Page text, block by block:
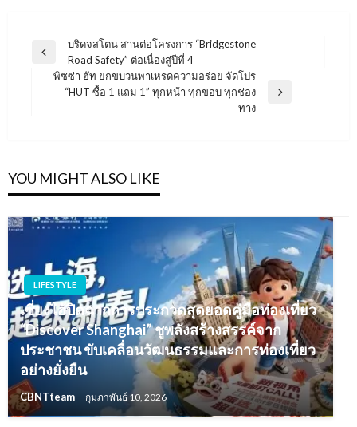
แนะแนว
เรื่อง
Previous
บริดจสโตน สานต่อโครงการ “Bridgestone
Road Safety” ต่อเนื่องสู่ปีที่ 4
Next
พิซซ่า ฮัท ยกขบวนพาเหรดความอร่อย จัดโปร
“HUT ซื้อ 1 แถม 1” ทุกหน้า ทุกขอบ ทุกช่อง
ทาง
YOU MIGHT ALSO LIKE
LIFESTYLE
เซี่ยงไฮ้ปิดฉากการประกวดสุดยอดคู่มือท่องเที่ยว
“Discover Shanghai” ชูพลังสร้างสรรค์จาก
ประชาชน ขับเคลื่อนวัฒนธรรมและการท่องเที่ยว
อย่างยั่งยืน
CBNTteam กุมภาพันธ์ 10, 2026